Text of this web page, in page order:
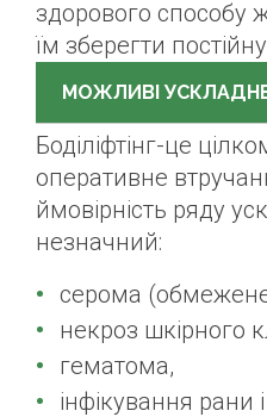
здорового способу
їм зберегти
МОЖЛИВІ
Боділіфтінг-це
оперативне
ймовірність ряду
незначний:
серома
некроз шкірного
гематома,
інфікування рани